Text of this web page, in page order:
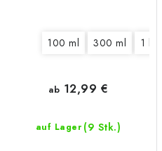
100 ml 300 ml 1 l
auf Lager (9 Stk.)
ab 12,99 €